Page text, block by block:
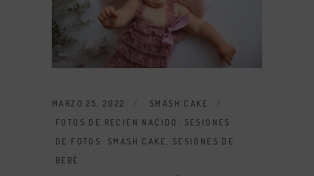
MARZO 25, 2022
SMASH CAKE
FOTOS DE RECIEN NACIDO
SESIONES
DE FOTOS
SMASH CAKE
SESIONES DE
BEBÉ